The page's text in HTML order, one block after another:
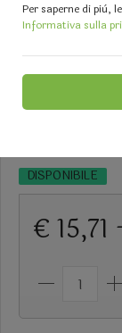
Per saperne di più,
Informativa sulla
Ovatta
Sconti
Kg. 1
DISPONIBILE
€ 15,71